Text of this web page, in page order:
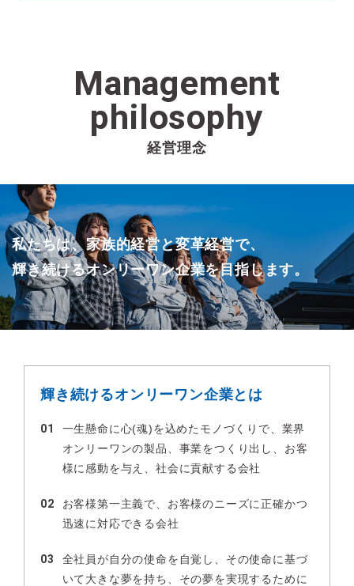
Management
philosophy
経営理念
私たちは、家族的経営と変革経営で、
輝き続けるオンリーワン企業を目指します。
輝き続けるオンリーワン企業とは
01
一生懸命に心(魂)を込めたモノづくりで、業界
オンリーワンの製品、事業をつくり出し、お客
様に感動を与え、社会に貢献する会社
02
お客様第一主義で、お客様のニーズに正確かつ
迅速に対応できる会社
03
全社員が自分の使命を自覚し、その使命に基づ
いて大きな夢を持ち、 その夢を実現するために